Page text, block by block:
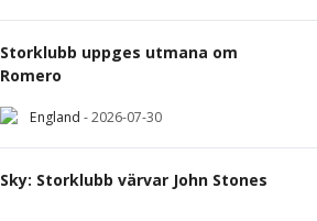
Storklubb uppges utmana om
Romero
England -2026-07-30
Sky: Storklubb värvar John Stones